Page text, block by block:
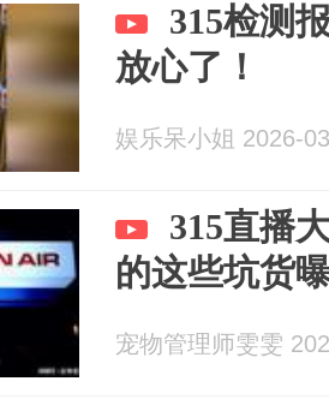
315检测
放心了！
娱乐呆小姐 2026-
315直播
的这些坑货
宠物管理师雯雯